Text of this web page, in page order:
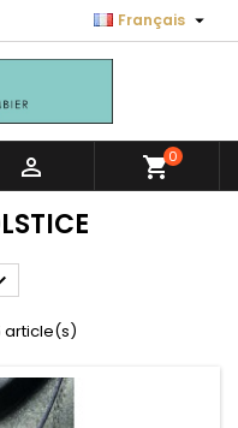
Français 
 shopping_cart0
article(s)